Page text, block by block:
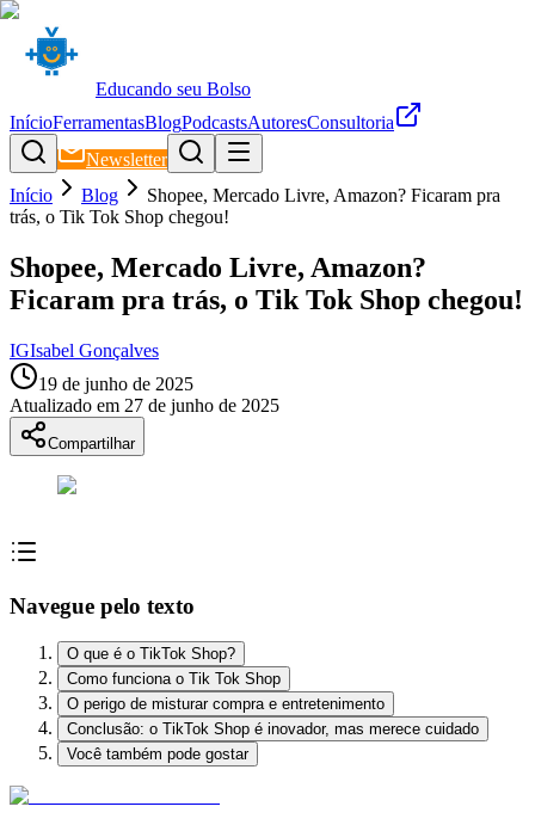
Educando seu Bolso
InícioFerramentasBlogPodcastsAutoresConsultoria
Newsletter
Início
Blog
Shopee, Mercado Livre, Amazon? Ficaram pra
trás, o Tik Tok Shop chegou!
Shopee, Mercado Livre, Amazon?
Ficaram pra trás, o Tik Tok Shop chegou!
IGIsabel Gonçalves
19 de junho de 2025
Atualizado em 27 de junho de 2025
Compartilhar
Navegue pelo texto
O que é o TikTok Shop?
Como funciona o Tik Tok Shop
O perigo de misturar compra e entretenimento
Conclusão: o TikTok Shop é inovador, mas merece cuidado
Você também pode gostar